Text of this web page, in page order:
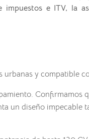
e ITV, la
urbanas y compatible
Confirmamos
un diseño